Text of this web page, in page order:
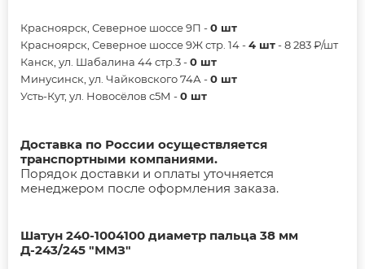
Красноярск, Северное шоссе 9П -0 шт
Красноярск, Северное шоссе 9Ж стр. 14 -4 шт- 8 283 ₽/шт
Канск, ул. Шабалина 44 стр.3 -0 шт
Минусинск, ул. Чайковского 74А -0 шт
Усть-Кут, ул. Новосёлов с5М -0 шт
Доставка по России осуществляется
транспортными компаниями.
Порядок доставки и оплаты уточняется
менеджером после оформления заказа.
Шатун 240-1004100 диаметр пальца 38 мм
Д-243/245 "ММЗ"